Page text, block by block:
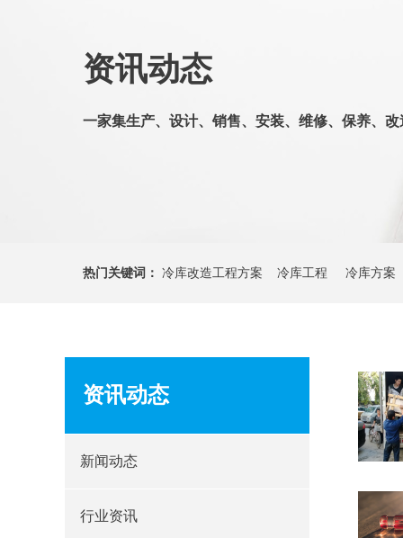
资讯动态
一家集生产、设计、销售、安装、维修、保养、
热门关键词： 冷库改造工程方案 冷库工程 冷库方案
资讯动态
新闻动态
行业资讯